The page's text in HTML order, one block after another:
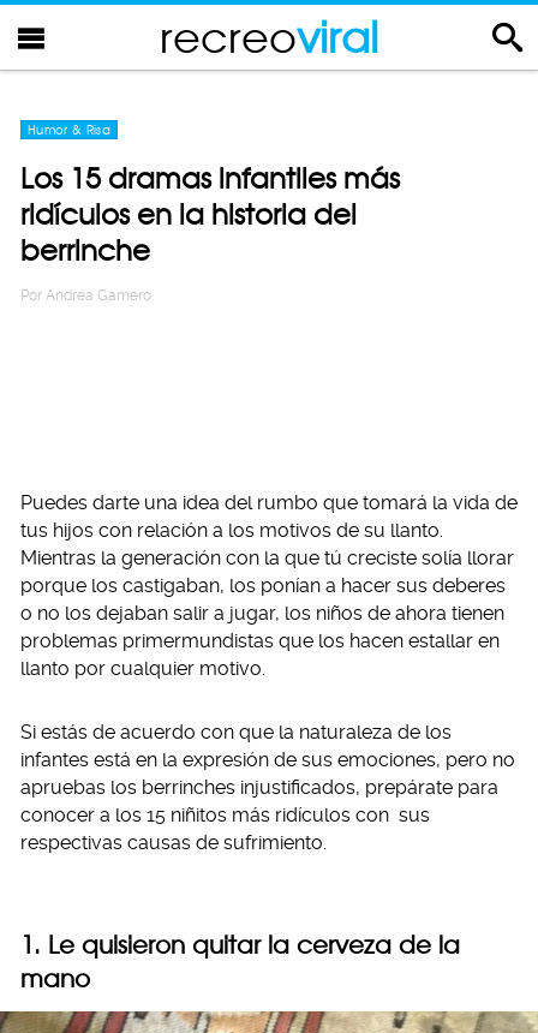
recreoviral
Humor & Risa
Los 15 dramas infantiles más
ridículos en la historia del
berrinche
Por Andrea Gamero
Puedes darte una idea del rumbo que tomará la vida de
tus hijos con relación a los motivos de su llanto.
Mientras la generación con la que tú creciste solía llorar
porque los castigaban, los ponían a hacer sus deberes
o no los dejaban salir a jugar, los niños de ahora tienen
problemas primermundistas que los hacen estallar en
llanto por cualquier motivo.
Si estás de acuerdo con que la naturaleza de los
infantes está en la expresión de sus emociones, pero no
apruebas los berrinches injustificados, prepárate para
conocer a los 15 niñitos más ridículos con sus
respectivas causas de sufrimiento.
1. Le quisieron quitar la cerveza de la
mano